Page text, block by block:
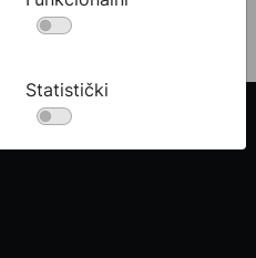
Statistički